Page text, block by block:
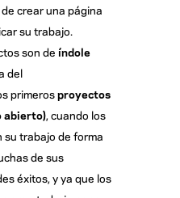
crear una página
su trabajo.
son de índole
del
primerosproyectos
abierto) , cuando los
trabajo de forma
de sus
éxitos, y ya que los